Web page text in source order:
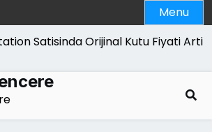
Menu
Satisinda Orijinal Kutu Fiyati Artirir